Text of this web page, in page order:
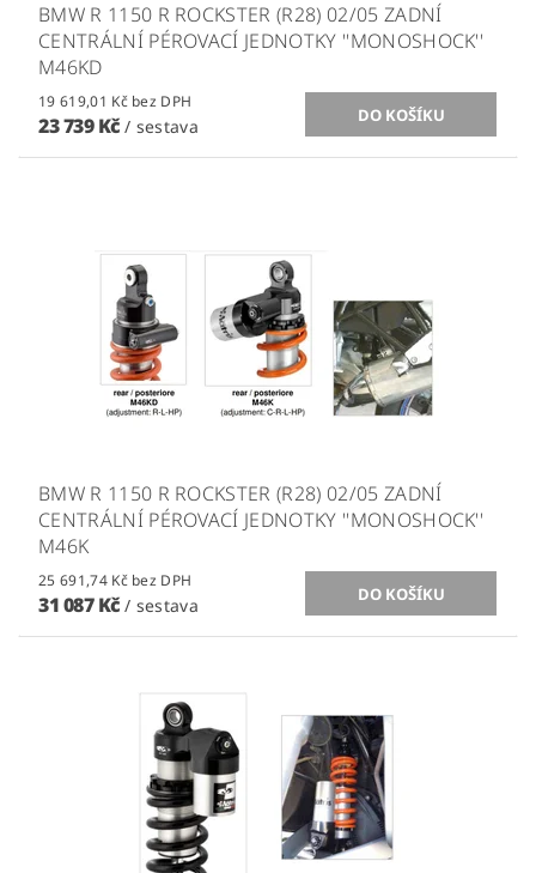
BMW R 1150 R ROCKSTER (R28) 02/05 ZADNÍ
CENTRÁLNÍ PÉROVACÍ JEDNOTKY ''MONOSHOCK''
M46KD
19 619,01 Kč bez DPH
23 739 Kč/ sestava
BMW R 1150 R ROCKSTER (R28) 02/05 ZADNÍ
CENTRÁLNÍ PÉROVACÍ JEDNOTKY ''MONOSHOCK''
M46K
25 691,74 Kč bez DPH
31 087 Kč/ sestava